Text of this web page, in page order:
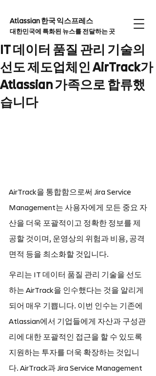
Atlassian 한국 익스프레스
대한민국에 특화된 뉴스를 전달하는 곳
IT 데이터 품질 관리 기술의
선도 제도업체인 AirTrack가
Atlassian 가족으로 합류했
습니다
AirTrack을 통합함으로써 Jira Service
Management는 사용자에게 모든 중요 자
산을 더욱 포괄적이고 정확한 정보를 제
공할 것이며, 운영상의 위험과 비용, 공격
면적 등을 최소화할 것입니다.
우리는 IT 데이터 품질 관리 기술을 선도
하는 AirTrack을 인수했다는 것을 알리게
되어 매우 기쁩니다. 이번 인수는 기존에
Atlassian에서 기업들에게 자산과 구성관
리에 대한 포괄적인 접근을 할 수 있도록
지원하는 투자를 더욱 확장하는 것입니
다. AirTrack과 Jira Service Management